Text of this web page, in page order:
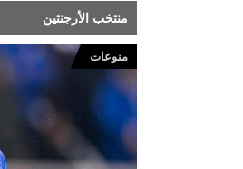
منتخب الأرجنتين
منوعات